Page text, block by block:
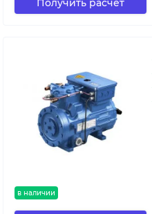
в наличии